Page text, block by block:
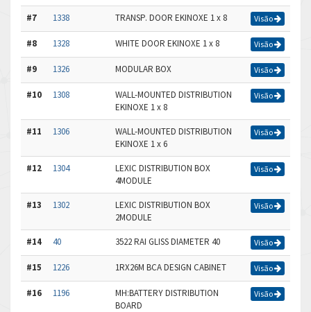
#7 1338 TRANSP. DOOR EKINOXE 1 x 8 Visão
#8 1328 WHITE DOOR EKINOXE 1 x 8 Visão
#9 1326 MODULAR BOX Visão
#10 1308
WALL-MOUNTED DISTRIBUTION
EKINOXE 1 x 8
Visão
#11 1306
WALL-MOUNTED DISTRIBUTION
EKINOXE 1 x 6
Visão
#12 1304
LEXIC DISTRIBUTION BOX
4MODULE
Visão
#13 1302
LEXIC DISTRIBUTION BOX
2MODULE
Visão
#14 40 3522 RAI GLISS DIAMETER 40 Visão
#15 1226 1RX26M BCA DESIGN CABINET Visão
#16 1196
MH:BATTERY DISTRIBUTION
BOARD
Visão